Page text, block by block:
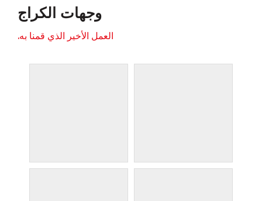
وجهات الكراج
العمل الأخير الذي قمنا به.